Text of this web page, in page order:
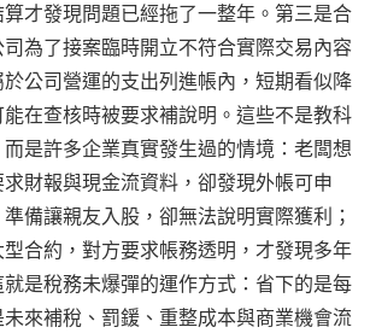
才發現問題已經拖了一整年。第三是合
為了接案臨時開立不符合實際交易內容
公司營運的支出列進帳內，短期看似降
在查核時被要求補說明。這些不是教科
是許多企業真實發生過的情境：老闆想
財報與現金流資料，卻發現外帳可申
備讓親友入股，卻無法說明實際獲利；
合約，對方要求帳務透明，才發現多年
是稅務未爆彈的運作方式：省下的是每
來補稅、罰鍰、重整成本與商業機會流